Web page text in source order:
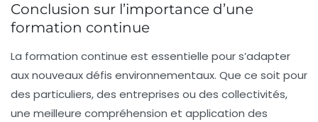
Conclusion sur l’importance d’une
formation continue
La formation continue est essentielle pour s’adapter
aux nouveaux défis environnementaux. Que ce soit pour
des particuliers, des entreprises ou des collectivités,
une meilleure compréhension et application des